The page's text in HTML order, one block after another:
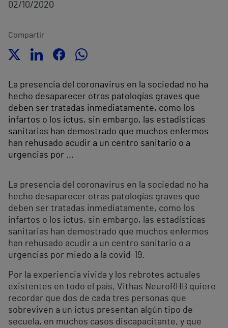
02/10/2020
Compartir
La presencia del coronavirus en la sociedad no ha
hecho desaparecer otras patologías graves que
deben ser tratadas inmediatamente, como los
infartos o los ictus, sin embargo, las estadísticas
sanitarias han demostrado que muchos enfermos
han rehusado acudir a un centro sanitario o a
urgencias por ...
La presencia del coronavirus en la sociedad no ha
hecho desaparecer otras patologías graves que
deben ser tratadas inmediatamente, como los
infartos o los ictus, sin embargo, las estadísticas
sanitarias han demostrado que muchos enfermos
han rehusado acudir a un centro sanitario o a
urgencias por miedo a la covid-19.
Por la experiencia vivida y los rebrotes actuales
existentes en todo el país, Vithas NeuroRHB quiere
recordar que dos de cada tres personas que
sobreviven a un ictus presentan algún tipo de
secuela, en muchos casos discapacitante, y que